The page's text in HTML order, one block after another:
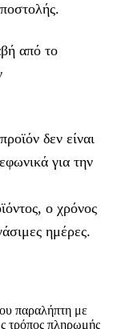
από το
δεν είναι
για την
ο χρόνος
ημέρες.
παραλήπτη με
τρόπος πληρωμής